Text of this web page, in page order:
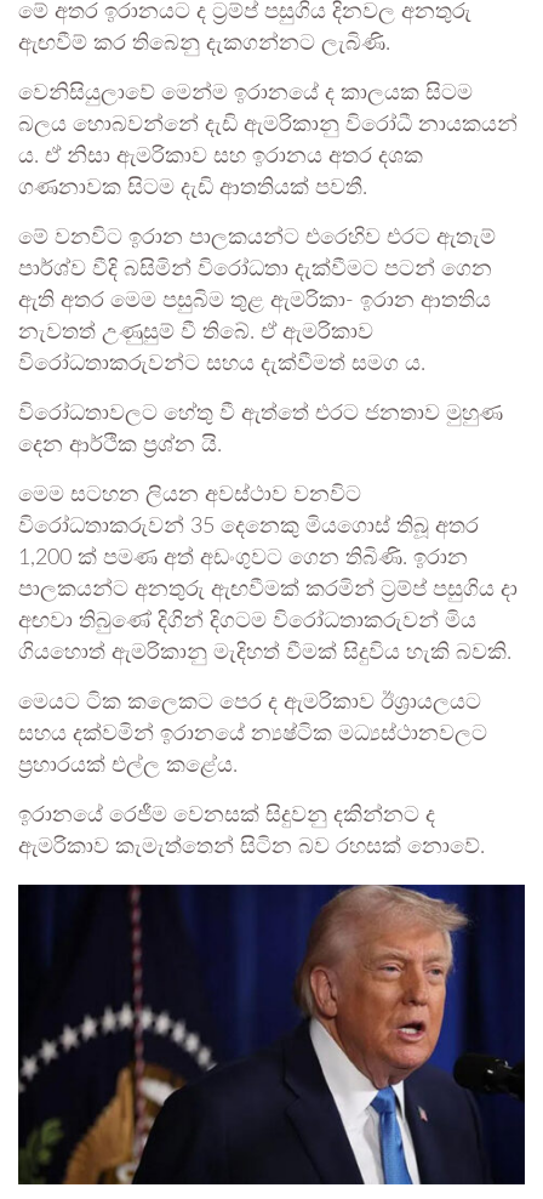
මේ අතර ඉරානයට ද ට්‍රම්ප් පසුගිය දිනවල අනතුරු
ඇඟවීම් කර තිබෙනු දැකගන්නට ලැබිණි.
වෙනිසියුලාවේ මෙන්ම ඉරානයේ ද කාලයක සිටම
බලය හොබවන්නේ දැඩි ඇමරිකානු විරෝධී නායකයන්
ය. ඒ නිසා ඇමරිකාව සහ ඉරානය අතර දශක
ගණනාවක සිටම දැඩි ආතතියක් පවතී.
මේ වනවිට ඉරාන පාලකයන්ට එරෙහිව එරට ඇතැම්
පාර්ශ්ව වීදි බසිමින් විරෝධතා දැක්වීමට පටන් ගෙන
ඇති අතර මෙම පසුබිම තුළ ඇමරිකා- ඉරාන ආතතිය
නැවතත් උණුසුම් වී තිබේ. ඒ ඇමරිකාව
විරෝධතාකරුවන්ට සහය දැක්වීමත් සමග ය.
විරෝධතාවලට හේතු වී ඇත්තේ එරට ජනතාව මුහුණ
දෙන ආර්ථික ප්‍රශ්න යි.
මෙම සටහන ලියන අවස්ථාව වනවිට
විරෝධතාකරුවන් 35 දෙනෙකු මියගොස් තිබූ අතර
1,200 ක් පමණ අත් අඩංගුවට ගෙන තිබිණි. ඉරාන
පාලකයන්ට අනතුරු ඇඟවීමක් කරමින් ට්‍රම්ප් පසුගිය දා
අඟවා තිබුණේ දිගින් දිගටම විරෝධතාකරුවන් මිය
ගියහොත් ඇමරිකානු මැදිහත් වීමක් සිදුවිය හැකි බවකි.
මෙයට ටික කලෙකට පෙර ද ඇමරිකාව ඊශ්‍රායලයට
සහය දක්වමින් ඉරානයේ න්‍යෂ්ටික මධ්‍යස්ථානවලට
ප්‍රහාරයක් එල්ල කළේය.
ඉරානයේ රෙජීම වෙනසක් සිදුවනු දකින්නට ද
ඇමරිකාව කැමැත්තෙන් සිටින බව රහසක් නොවේ.